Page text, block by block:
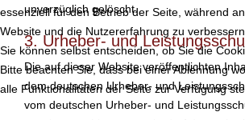
unverzüglich gelöscht.
3. Urheber- und
Die auf dieser Website veröffentlichten
dem deutschen Urheber- und
vom deutschen Urheber- und
essenziell für den Betrieb der Seite, während
Website und die Nutzererfahrung zu
Sie können selbst entscheiden, ob Sie die
Bitte beachten Sie, dass bei einer Ablehnung
alle Funktionalitäten der Seite zur Verfügung